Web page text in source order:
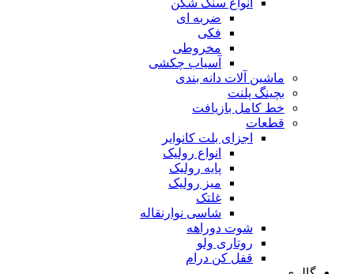
ضربه ای
فکی
مخروطی
آسیاب چکشی
ماشین آلات دانه بندی
بچینگ پلنت
خط کامل بازیافت
قطعات
اجزای بلت کانوایر
انواع رولیک
پایه رولیک
میز رولیک
غلتک
شاسی نوارنقاله
شوت دوراهه
روتاری ولو
قفل کن درام